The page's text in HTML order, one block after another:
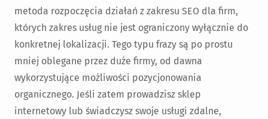
metoda rozpoczęcia działań z zakresu SEO dla firm,
których zakres usług nie jest ograniczony wyłącznie do
konkretnej lokalizacji. Tego typu frazy są po prostu
mniej oblegane przez duże firmy, od dawna
wykorzystujące możliwości pozycjonowania
organicznego. Jeśli zatem prowadzisz sklep
internetowy lub świadczysz swoje usługi zdalne,